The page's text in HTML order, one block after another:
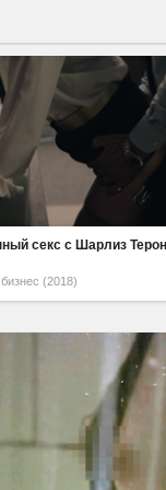
секс с Шарлиз
(2018)